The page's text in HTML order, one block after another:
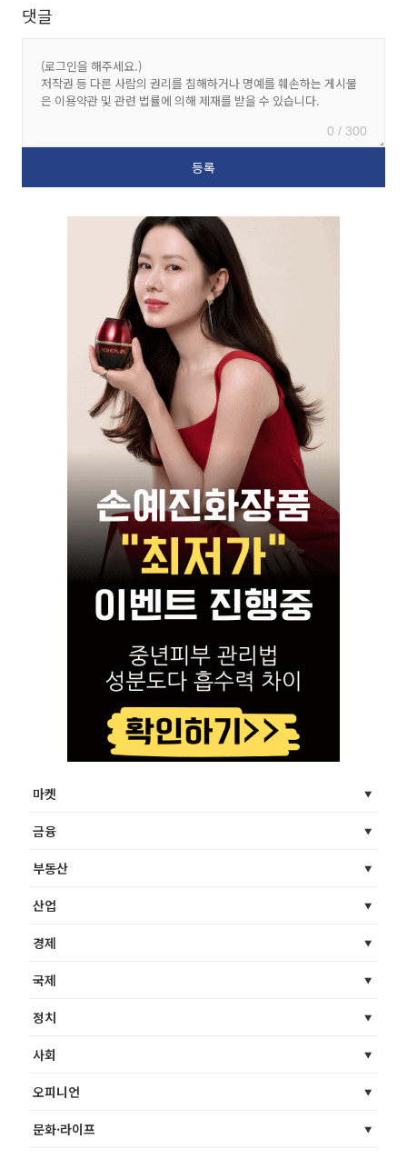
댓글
0 / 300
마켓
금융
부동산
산업
경제
국제
정치
사회
오피니언
문화·라이프